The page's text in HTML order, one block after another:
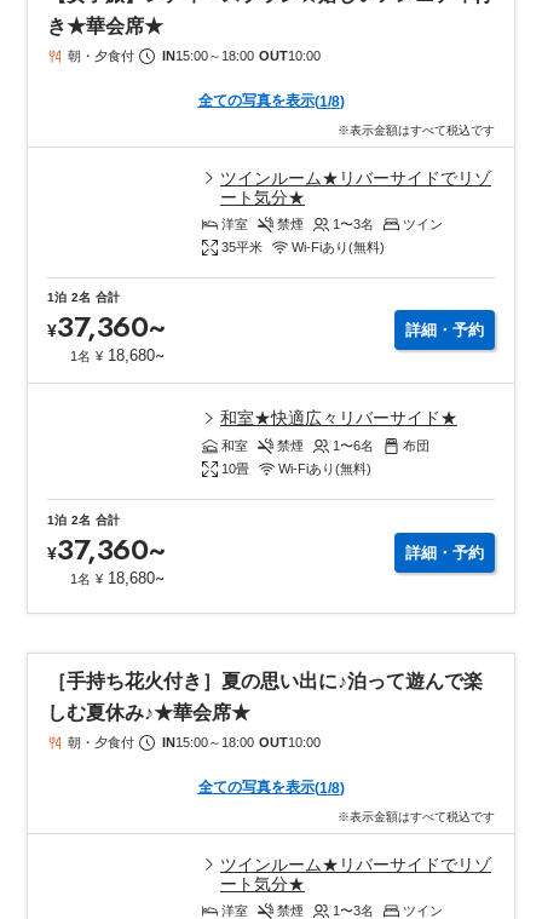
き★華会席★
朝・夕食付 IN15:00～ 18:00 OUT10:00
全ての写真を表示(1/8)
※表示金額はすべて税込です
ツインルーム★リバーサイドでリゾ
ート気分★
洋室 禁煙 1〜3名
ツイン
35平米 Wi-Fiあり(無料)
1泊 2名 合計
¥37,360~
1名 ¥ 18,680~
詳細・予約
和室★快適広々リバーサイド★
和室 禁煙 1〜6名
布団
10畳 Wi-Fiあり(無料)
1泊 2名 合計
¥37,360~
1名 ¥ 18,680~
詳細・予約
［手持ち花火付き］夏の思い出に♪泊って遊んで楽
しむ夏休み♪★華会席★
朝・夕食付 IN15:00～ 18:00 OUT10:00
全ての写真を表示(1/8)
※表示金額はすべて税込です
ツインルーム★リバーサイドでリゾ
ート気分★
洋室 禁煙 1〜3名
ツイン